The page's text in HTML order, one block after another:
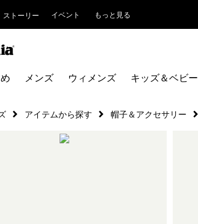
ストーリー イベント もっと見る
メンズ ウィメンズ キッズ＆ベビー
アイテムから探す 帽子＆アクセサリー